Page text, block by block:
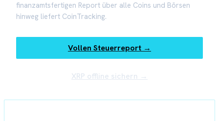
finanzamtsfertigen Report über alle Coins und Börsen
hinweg liefert CoinTracking.
Vollen Steuerreport →
XRP offline sichern →